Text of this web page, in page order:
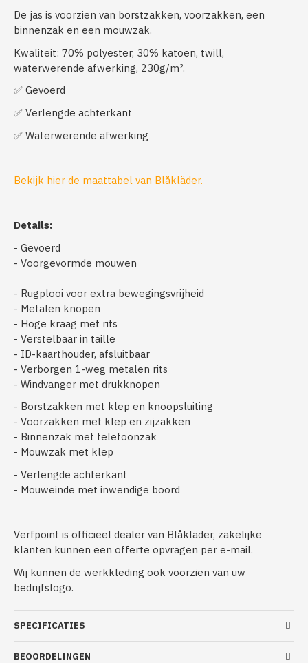
De jas is voorzien van borstzakken, voorzakken, een
binnenzak en een mouwzak.
Kwaliteit: 70% polyester, 30% katoen, twill,
waterwerende afwerking, 230g/m².
✅ Gevoerd
✅ Verlengde achterkant
✅ Waterwerende afwerking
Bekijk hier de maattabel van Blåkläder.
Details:
- Gevoerd
- Voorgevormde mouwen
- Rugplooi voor extra bewegingsvrijheid
- Metalen knopen
- Hoge kraag met rits
- Verstelbaar in taille
- ID-kaarthouder, afsluitbaar
- Verborgen 1-weg metalen rits
- Windvanger met drukknopen
- Borstzakken met klep en knoopsluiting
- Voorzakken met klep en zijzakken
- Binnenzak met telefoonzak
- Mouwzak met klep
- Verlengde achterkant
- Mouweinde met inwendige boord
Verfpoint is officieel dealer van Blåkläder, zakelijke
klanten kunnen een offerte opvragen per e-mail.
Wij kunnen de werkkleding ook voorzien van uw
bedrijfslogo.
SPECIFICATIES
BEOORDELINGEN